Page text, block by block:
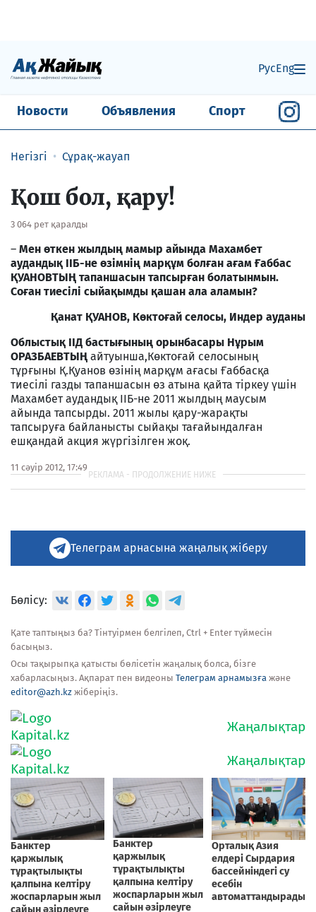
РусEng
Новости Объявления Спорт
Негізгі Сұрақ-жауап
Қош бол, қару!
3 064 рет қаралды
– Мен өткен жылдың мамыр айында Махамбет
аудандық ІІБ-не өзімнің марқұм болған ағам Ғаббас
ҚУАНОВТЫҢ тапаншасын тапсырған болатынмын.
Соған тиесілі сыйақымды қашан ала аламын?
Қанат ҚУАНОВ, Көктоғай селосы, Индер ауданы
Облыстық ІІД бастығының орынбасары Нұрым
ОРАЗБАЕВТЫҢ айтуынша,Көктоғай селосының
тұрғыны Қ.Қуанов өзінің марқұм ағасы Ғаббасқа
тиесілі газды тапаншасын өз атына қайта тіркеу үшін
Махамбет аудандық ІІБ-не 2011 жылдың маусым
айында тапсырды. 2011 жылы қару-жарақты
тапсыруға байланысты сыйақы тағайындалған
ешқандай акция жүргізілген жоқ.
11 сәуір 2012, 17:49
Телеграм арнасына жаңалық жіберу
Бөлісу:
Қате таптыңыз ба? Тінтуірмен белгілеп, Ctrl + Enter түймесін
басыңыз.
Осы тақырыпқа қатысты бөлісетін жаңалық болса, бізге
хабарласыңыз. Ақпарат пен видеоны Телеграм арнамызға және
editor@azh.kz жіберіңіз.